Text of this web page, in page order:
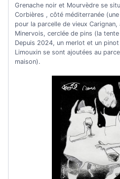
Grenache noir et Mourvèdre se
Corbières , côté méditerranée
pour la parcelle de vieux
Minervois, cerclée de pins (la
Depuis 2024, un merlot et un
Limouxin se sont ajoutées au
maison).